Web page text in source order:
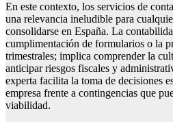
En este contexto, los servicios de
una relevancia ineludible para
consolidarse en España. La
cumplimentación de formularios o la
trimestrales; implica comprender la
anticipar riesgos fiscales y
experta facilita la toma de decisiones
empresa frente a contingencias que
viabilidad.